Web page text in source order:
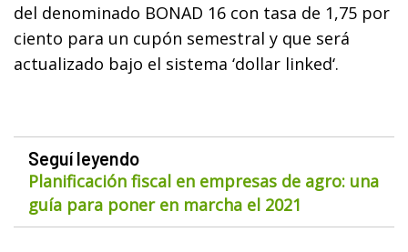
del denominado BONAD 16 con tasa de 1,75 por
ciento para un cupón semestral y que será
actualizado bajo el sistema ‘dollar linked‘.
Seguí leyendo
Planificación fiscal en empresas de agro: una
guía para poner en marcha el 2021